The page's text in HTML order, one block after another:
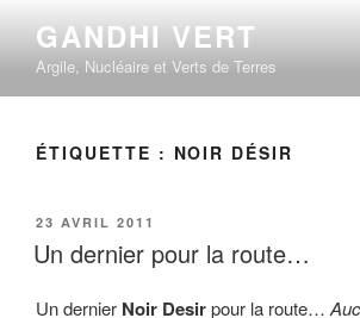
contenu
principal
GANDHI VERT
Argile, Nucléaire et Verts de Terres
ÉTIQUETTE : NOIR DÉSIR
PUBLIÉ
LE
23 AVRIL 2011
Un dernier pour la route…
Un dernier Noir Desirpour la route…